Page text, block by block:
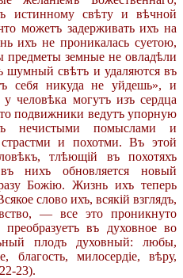
истинному свѣту и вѣчной
можетъ задерживать ихъ на
ихъ не проникалась суетою,
земные не овладѣли
шумный свѣтъ и удаляются въ
себя никуда не уйдешь», и
человѣка могутъ изъ сердца
подвижники ведутъ упорную
нечистыми помыслами и
и похотми. Въ этой
тлѣющій въ похотяхъ
нихъ обновляется новый
Божію. Жизнь ихъ теперь
слово ихъ, всякій взглядъ,
— все это проникнуто
въ духовное во
плодъ духовный: любы,
благость, милосердіе, вѣру,
23).